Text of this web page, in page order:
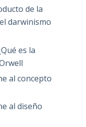
de la
darwinismo
es la
al concepto
al diseño